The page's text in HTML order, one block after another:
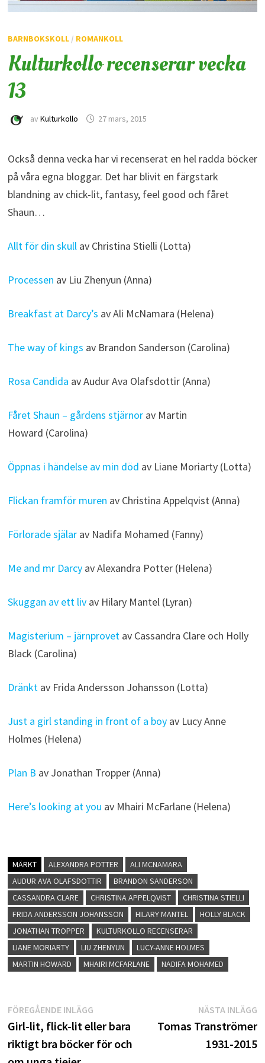
BARNBOKSKOLL/ ROMANKOLL
Kulturkollo recenserar vecka
13
av Kulturkollo 27 mars, 2015
Också denna vecka har vi recenserat en hel radda böcker
på våra egna bloggar. Det har blivit en färgstark
blandning av chick-lit, fantasy, feel good och fåret
Shaun…
Allt för din skullav Christina Stielli (Lotta)
Processen av Liu Zhenyun (Anna)
Breakfast at Darcy’s av Ali McNamara (Helena)
The way of kings av Brandon Sanderson (Carolina)
Rosa Candida av Audur Ava Olafsdottir (Anna)
Fåret Shaun – gårdens stjärnorav Martin
Howard (Carolina)
Öppnas i händelse av min död av Liane Moriarty (Lotta)
Flickan framför muren av Christina Appelqvist (Anna)
Förlorade själarav Nadifa Mohamed (Fanny)
Me and mr Darcyav Alexandra Potter (Helena)
Skuggan av ett livav Hilary Mantel (Lyran)
Magisterium – järnprovetav Cassandra Clare och Holly
Black (Carolina)
Dränktav Frida Andersson Johansson (Lotta)
Just a girl standing in front of a boyav Lucy Anne
Holmes (Helena)
Plan B av Jonathan Tropper (Anna)
Here’s looking at you av Mhairi McFarlane (Helena)
MÄRKT ALEXANDRA POTTER
ALI MCNAMARA
AUDUR AVA OLAFSDOTTIR
BRANDON SANDERSON
CASSANDRA CLARE
CHRISTINA APPELQVIST
CHRISTINA STIELLI
FRIDA ANDERSSON JOHANSSON
HILARY MANTEL
HOLLY BLACK
JONATHAN TROPPER
KULTURKOLLO RECENSERAR
LIANE MORIARTY
LIU ZHENYUN
LUCY-ANNE HOLMES
MARTIN HOWARD
MHAIRI MCFARLANE NADIFA MOHAMED
Inläggsnavigering
FÖREGÅENDE INLÄGGFöregående
inlägg:
Girl-lit, flick-lit eller bara
riktigt bra böcker för och
NÄSTA INLÄGG
Tomas Tranströmer
1931-2015